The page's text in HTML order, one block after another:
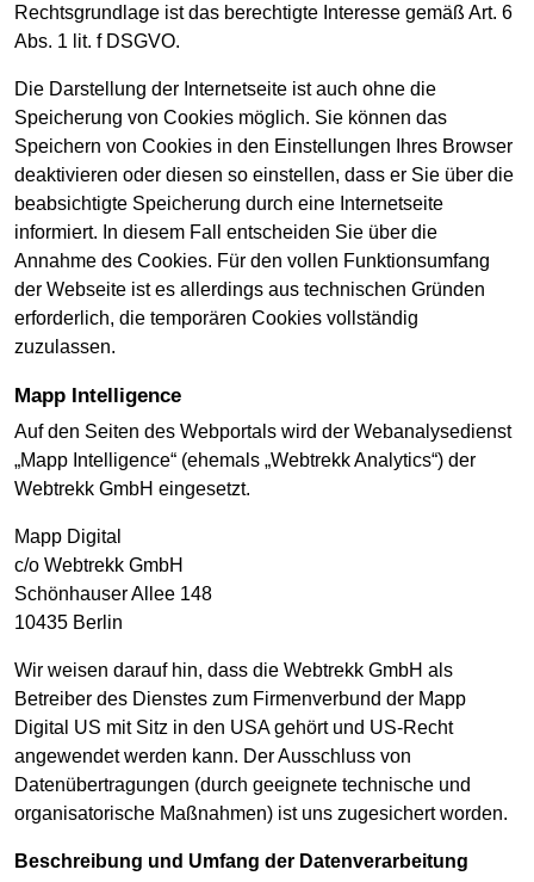
Rechtsgrundlage ist das berechtigte Interesse gemäß Art. 6
Abs. 1 lit. f DSGVO.
Die Darstellung der Internetseite ist auch ohne die
Speicherung von Cookies möglich. Sie können das
Speichern von Cookies in den Einstellungen Ihres Browser
deaktivieren oder diesen so einstellen, dass er Sie über die
beabsichtigte Speicherung durch eine Internetseite
informiert. In diesem Fall entscheiden Sie über die
Annahme des Cookies. Für den vollen Funktionsumfang
der Webseite ist es allerdings aus technischen Gründen
erforderlich, die temporären Cookies vollständig
zuzulassen.
Mapp Intelligence
Auf den Seiten des Webportals wird der Webanalysedienst
„Mapp Intelligence“ (ehemals „Webtrekk Analytics“) der
Webtrekk GmbH eingesetzt.
Mapp Digital
c/o Webtrekk GmbH
Schönhauser Allee 148
10435 Berlin
Wir weisen darauf hin, dass die Webtrekk GmbH als
Betreiber des Dienstes zum Firmenverbund der Mapp
Digital US mit Sitz in den USA gehört und US-Recht
angewendet werden kann. Der Ausschluss von
Datenübertragungen (durch geeignete technische und
organisatorische Maßnahmen) ist uns zugesichert worden.
Beschreibung und Umfang der Datenverarbeitung